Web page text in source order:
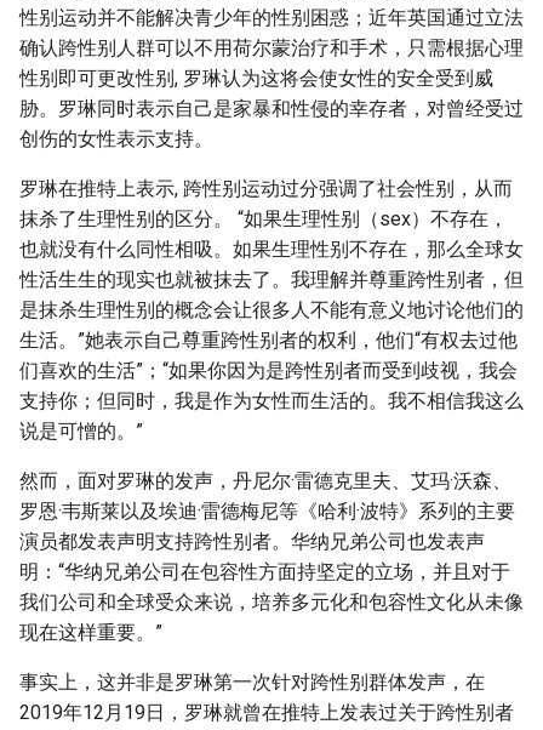
性别运动并不能解决青少年的性别困惑；近年英国通过立法
确认跨性别人群可以不用荷尔蒙治疗和手术，只需根据心理
性别即可更改性别, 罗琳认为这将会使女性的安全受到威
胁。罗琳同时表示自己是家暴和性侵的幸存者，对曾经受过
创伤的女性表示支持。
罗琳在推特上表示, 跨性别运动过分强调了社会性别，从而
抹杀了生理性别的区分。 “如果生理性别（sex）不存在，
也就没有什么同性相吸。如果生理性别不存在，那么全球女
性活生生的现实也就被抹去了。我理解并尊重跨性别者，但
是抹杀生理性别的概念会让很多人不能有意义地讨论他们的
生活。”她表示自己尊重跨性别者的权利，他们“有权去过他
们喜欢的生活”；“如果你因为是跨性别者而受到歧视，我会
支持你；但同时，我是作为女性而生活的。我不相信我这么
说是可憎的。”
然而，面对罗琳的发声，丹尼尔·雷德克里夫、艾玛·沃森、
罗恩·韦斯莱以及埃迪·雷德梅尼等《哈利·波特》系列的主要
演员都发表声明支持跨性别者。华纳兄弟公司也发表声
明：“华纳兄弟公司在包容性方面持坚定的立场，并且对于
我们公司和全球受众来说，培养多元化和包容性文化从未像
现在这样重要。”
事实上，这并非是罗琳第一次针对跨性别群体发声，在
2019年12月19日，罗琳就曾在推特上发表过关于跨性别者